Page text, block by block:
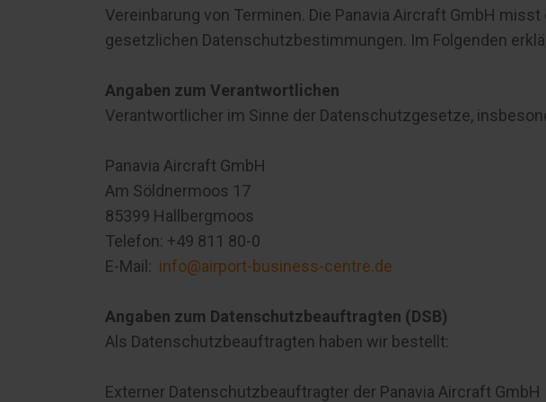
Vereinbarung von Terminen. Die Panavia Aircraft GmbH
gesetzlichen Datenschutzbestimmungen. Im Folgenden
Angaben zum Verantwortlichen
Verantwortlicher im Sinne der Datenschutzgesetze,
Panavia Aircraft GmbH
Am Söldnermoos 17
85399 Hallbergmoos
Telefon: +49 811 80-0
E-Mail: info@airport-business-centre.de
Angaben zum Datenschutzbeauftragten (DSB)
Als Datenschutzbeauftragten haben wir bestellt:
Externer Datenschutzbeauftragter der Panavia Aircraft GmbH